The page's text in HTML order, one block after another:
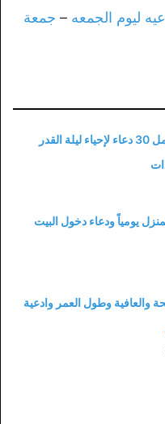
ليوم الجمعه – جمعة
اذكار ليلة القدر أجمل 30 دعاء لإحياء ليلة القدر
يومياً ودعاء دخول البيت
والعافية وطول العمر وادعية